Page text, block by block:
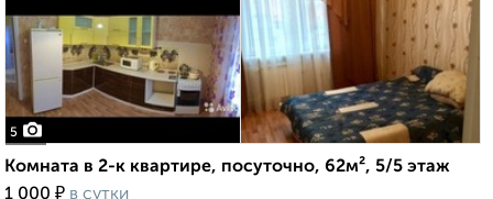
5
Комната в 2-к квартире, посуточно, 62м², 5/5 этаж
1 000 ₽ в сутки